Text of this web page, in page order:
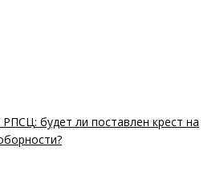
будет ли поставлен крест на